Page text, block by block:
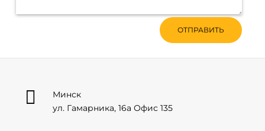
ОТПРАВИТЬ

Минск
ул. Гамарника, 16а Офис 135